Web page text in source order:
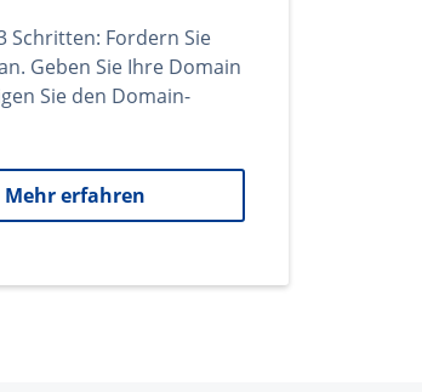
Schritten: Fordern Sie
Geben Sie Ihre Domain
Sie den Domain-
Mehr erfahren